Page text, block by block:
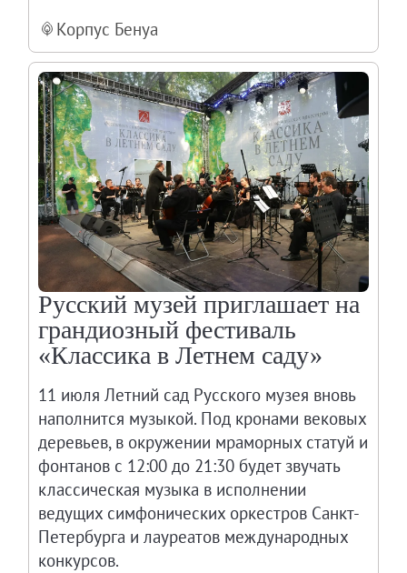
Корпус Бенуа
Русский музей приглашает на
грандиозный фестиваль
«Классика в Летнем саду»
11 июля Летний сад Русского музея вновь
наполнится музыкой. Под кронами вековых
деревьев, в окружении мраморных статуй и
фонтанов с 12:00 до 21:30 будет звучать
классическая музыка в исполнении
ведущих симфонических оркестров Санкт-
Петербурга и лауреатов международных
конкурсов.